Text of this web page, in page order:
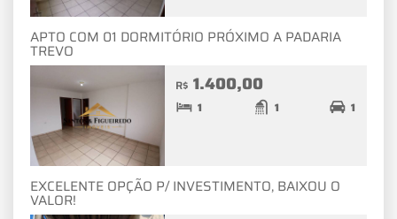
APTO COM 01 DORMITÓRIO PRÓXIMO A PADARIA
TREVO
R$ 1.400,00
1 1 1
EXCELENTE OPÇÃO P/ INVESTIMENTO, BAIXOU O
VALOR!